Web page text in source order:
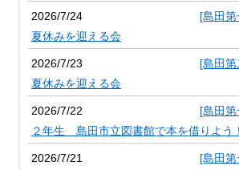
2026/7/24
[島田
夏休みを迎える会
2026/7/23
[島田
夏休みを迎える会
2026/7/22
[島田
２年生 島田市立図書館で本を借りよう！
2026/7/21
[島田